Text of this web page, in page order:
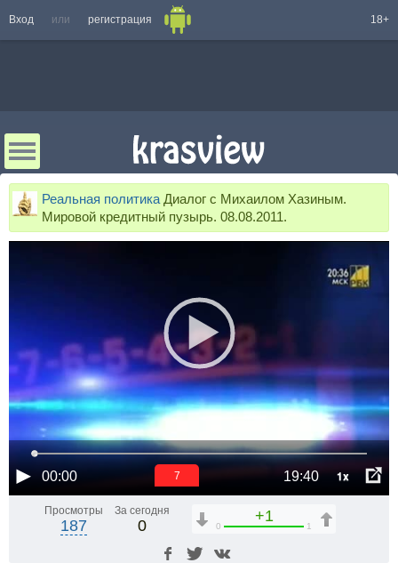
Вход или регистрация 18+
Реальная политика Диалог с Михаилом Хазиным.
Мировой кредитный пузырь. 08.08.2011.
00:00 19:40 1x
6
Просмотры
187
За сегодня
0
+1
0 1